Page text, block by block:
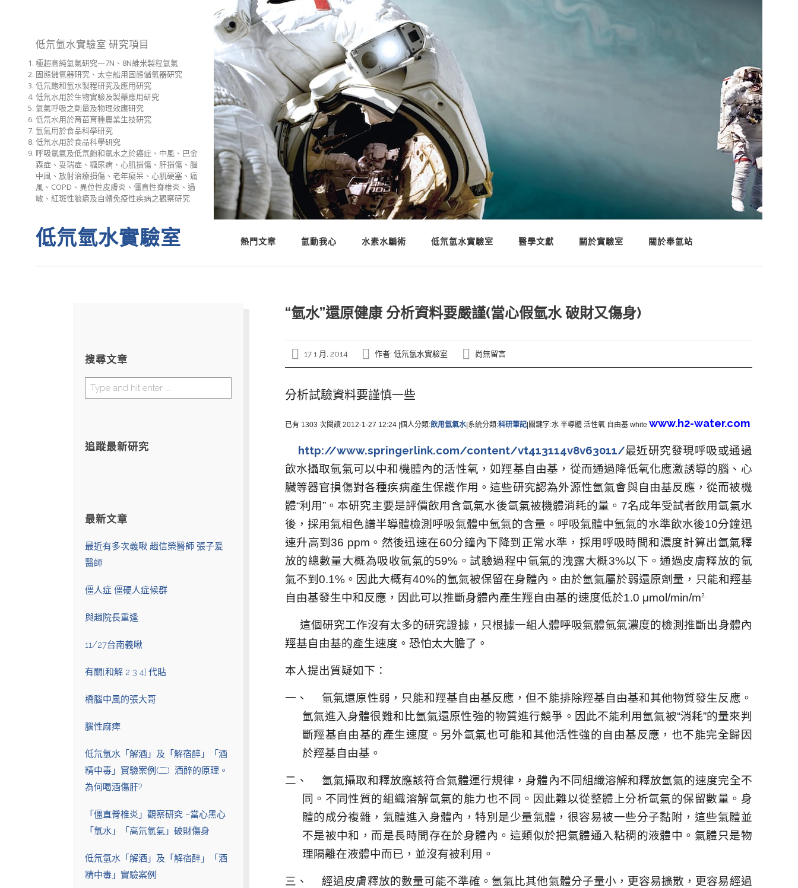
低氘氫水實驗室
低氘氫水實驗室 研究項目
極超高純氫氣研究—7N、8N維米製程氫氣
固態儲氫器研究、太空船用固態儲氫器研究
低氘飽和氫水製程研究及應用研究
低氘水用於生物實驗及製藥應用研究
氫氣呼吸之劑量及物理效應研究
低氘水用於育苗育種農業生技研究
氫氣用於食品科學研究
低氘水用於食品科學研究
呼吸氫氣及低氘飽和氫水之於癌症、中風、巴金
森症、妥瑞症、糖尿病、心肌損傷、肝損傷、腦
中風、放射治療損傷、老年癡呆、心肌硬塞、痛
風、COPD、異位性皮膚炎、僵直性脊椎炎、過
敏、紅斑性狼瘡及自體免疫性疾病之觀察研究
熱門文章 氫動我心 水素水騙術 低氘氫水實驗室 醫學文獻 關於實驗室 關於奉氫站
“氫水”還原健康 分析資料要嚴謹(當心假氫水 破財又傷身)
17 1 月, 2014 作者: 低氘氫水實驗室 尚無留言
分析試驗資料要謹慎一些
已有1303 次閱讀2012-1-27 12:24 個人分類:飲用氫氣水| 系統分類:科研筆記| 關鍵字:水 半導體 活性氧 自由基white www.h2-water.com
http://www.springerlink.com/content/vt413114v8v63011/最近研究發現呼吸或通過
飲水攝取氫氣可以中和機體內的活性氧，如羥基自由基，從而通過降低氧化應激誘導的腦、心
臟等器官損傷對各種疾病產生保護作用。這些研究認為外源性氫氣會與自由基反應，從而被機
體“利用”。本研究主要是評價飲用含氫氣水後氫氣被機體消耗的量。 7名成年受試者飲用氫氣水
後，採用氣相色譜半導體檢測呼吸氣體中氫氣的含量。呼吸氣體中氫氣的水準飲水後10分鐘迅
速升高到36 ppm 。然後迅速在60分鐘內下降到正常水準，採用呼吸時間和濃度計算出氫氣釋
放的總數量大概為吸收氫氣的59% 。試驗過程中氫氣的洩露大概3%以下。通過皮膚釋放的氫
氣不到 0.1%。因此大概有40%的氫氣被保留在身體內。由於氫氣屬於弱還原劑量，只能和羥基
自由基發生中和反應，因此可以推斷身體內產生羥自由基的速度低於1.0 μmol/min/m2.
這個研究工作沒有太多的研究證據，只根據一組人體呼吸氣體氫氣濃度的檢測推斷出身體內
羥基自由基的產生速度。恐怕太大膽了。
本人提出質疑如下：
一、
氫氣還原性弱，只能和羥基自由基反應，但不能排除羥基自由基和其他物質發生反應。
氫氣進入身體很難和比氫氣還原性強的物質進行競爭。因此不能利用氫氣被“消耗”的量來判
斷羥基自由基的產生速度。另外氫氣也可能和其他活性強的自由基反應，也不能完全歸因
於羥基自由基。
二、
氫氣攝取和釋放應該符合氣體運行規律，身體內不同組織溶解和釋放氫氣的速度完全不
同。不同性質的組織溶解氫氣的能力也不同。因此難以從整體上分析氫氣的保留數量。身
體的成分複雜，氣體進入身體內，特別是少量氣體，很容易被一些分子黏附，這些氣體並
不是被中和，而是長時間存在於身體內。這類似於把氣體通入粘稠的液體中。氣體只是物
理隔離在液體中而已，並沒有被利用。
三、
經過皮膚釋放的數量可能不準確。氫氣比其他氣體分子量小，更容易擴散，更容易經過
搜尋文章
追蹤最新研究
最新文章
最近有多次義啾 趙信榮醫師 張子爰
醫師
僵人症 僵硬人症候群
與趙院長重逢
11/27台南義啾
有關[和解 2 3 4] 代貼
橋腦中風的張大哥
腦性麻痺
低氘氫水「解酒」及「解宿醉」「酒
精中毒」實驗案例(二) 酒醉的原理。
為何喝酒傷肝?
「僵直脊椎炎」觀察研究 –當心黑心
「氫水」「高氘氫氣」破財傷身
低氘氫水「解酒」及「解宿醉」「酒
精中毒」實驗案例